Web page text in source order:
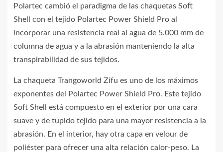
Polartec cambió el paradigma de las chaquetas Soft
Shell con el tejido Polartec Power Shield Pro al
incorporar una resistencia real al agua de 5.000 mm de
columna de agua y a la abrasión manteniendo la alta
transpirabilidad de sus tejidos.
La chaqueta Trangoworld Zifu es uno de los máximos
exponentes del Polartec Power Shield Pro. Este tejido
Soft Shell está compuesto en el exterior por una cara
suave y de tupido tejido para una mayor resistencia a la
abrasión. En el interior, hay otra capa en velour de
poliéster para ofrecer una alta relación calor-peso. La